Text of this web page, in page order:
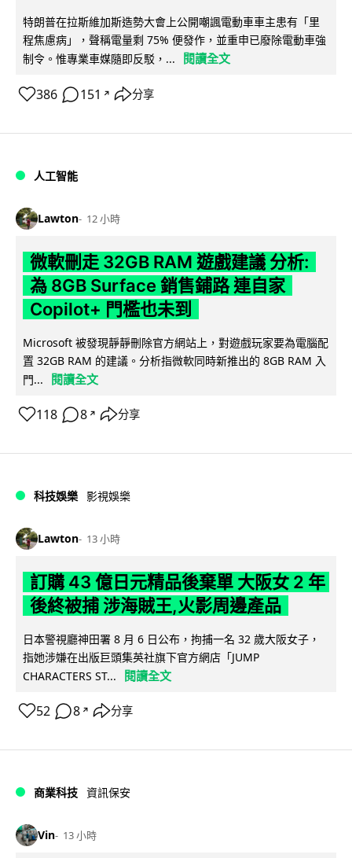
特朗普在拉斯維加斯造勢大會上公開嘲諷電動車車主患有「里
程焦慮病」，聲稱電量剩 75% 便發作，並重申已廢除電動車強
制令。惟專業車媒隨即反駁，...
閱讀全文
386 151 ↗ 分享
人工智能
Lawton 12 小時
微軟刪走 32GB RAM 遊戲建議 分析:
為 8GB Surface 銷售鋪路 連自家
Copilot+ 門檻也未到
Microsoft 被發現靜靜刪除官方網站上，對遊戲玩家要為電腦配
置 32GB RAM 的建議。分析指微軟同時新推出的 8GB RAM 入
門...
閱讀全文
118 8 ↗ 分享
科技娛樂 影視娛樂
Lawton 13 小時
訂購 43 億日元精品後棄單 大阪女 2 年
後終被捕 涉海賊王,火影周邊產品
日本警視廳神田署 8 月 6 日公布，拘捕一名 32 歲大阪女子，
指她涉嫌在出版巨頭集英社旗下官方網店「JUMP
CHARACTERS ST...
閱讀全文
52 8 ↗ 分享
商業科技 資訊保安
Vin 13 小時